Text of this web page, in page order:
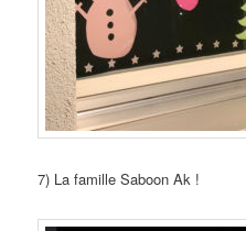
7) La famille Saboon Ak !